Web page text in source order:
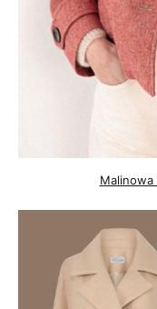
Malinowa